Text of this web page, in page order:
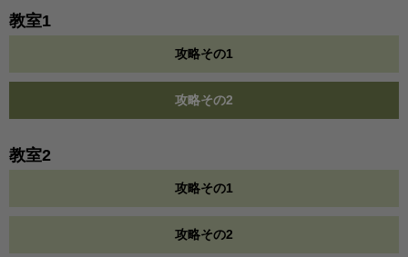
教室1
攻略その1
攻略その2
教室2
攻略その1
攻略その2